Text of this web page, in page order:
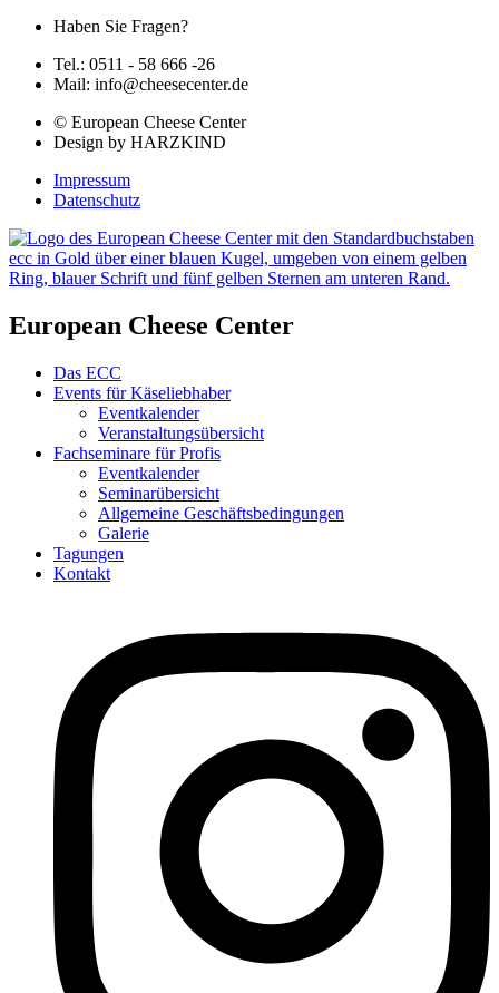
Haben Sie Fragen?
Tel.: 0511 - 58 666 -26
Mail: info@cheesecenter.de
© European Cheese Center
Design by HARZKIND
Impressum
Datenschutz
European Cheese Center
Das ECC
Events für Käseliebhaber
Eventkalender
Veranstaltungsübersicht
Fachseminare für Profis
Eventkalender
Seminarübersicht
Allgemeine Geschäftsbedingungen
Galerie
Tagungen
Kontakt